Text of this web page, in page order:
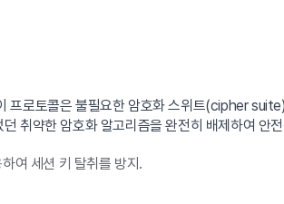
프로토콜은 불필요한 암호화 스위트(cipher
취약한 암호화 알고리즘을 완전히 배제하여 안
여 세션 키 탈취를 방지.